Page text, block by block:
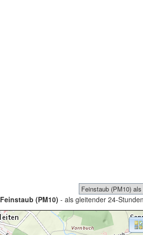
Feinstaub (PM10) - als gleitender 24-